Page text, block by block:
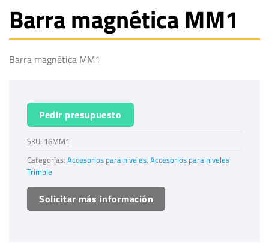
Barra magnética MM1
Barra magnética MM1
Pedir presupuesto
SKU: 16MM1
Categorías: Accesorios para niveles, Accesorios para niveles
Trimble
Solicitar más información